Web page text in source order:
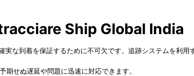
Ship Global India
な到着を保証するために不可欠です。追跡システムを利用
期せぬ遅延や問題に迅速に対応できます。